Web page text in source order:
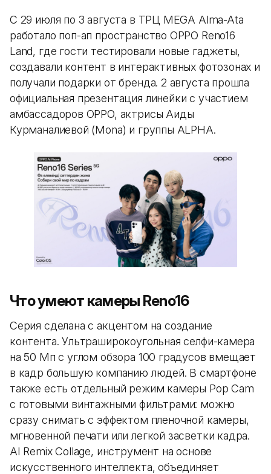
С 29 июля по 3 августа в ТРЦ MEGA Alma-Ata
работало поп-ап пространство OPPO Reno16
Land, где гости тестировали новые гаджеты,
создавали контент в интерактивных фотозонах и
получали подарки от бренда. 2 августа прошла
официальная презентация линейки с участием
амбассадоров OPPO, актрисы Аиды
Курманалиевой (Mona) и группы ALPHA.
Что умеют камеры Reno16
Серия сделана с акцентом на создание
контента. Ультраширокоугольная селфи-камера
на 50 Мп с углом обзора 100 градусов вмещает
в кадр большую компанию людей. В смартфоне
также есть отдельный режим камеры Pop Cam
с готовыми винтажными фильтрами: можно
сразу снимать с эффектом пленочной камеры,
мгновенной печати или легкой засветки кадра.
AI Remix Collage, инструмент на основе
искусственного интеллекта, объединяет